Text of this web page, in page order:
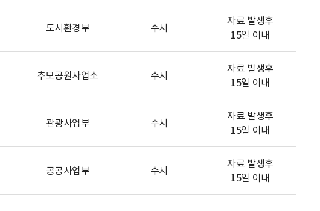
도시환경부 수시
자료 발생후
15일 이내
추모공원사업소 수시
자료 발생후
15일 이내
관광사업부 수시
자료 발생후
15일 이내
공공사업부 수시
자료 발생후
15일 이내